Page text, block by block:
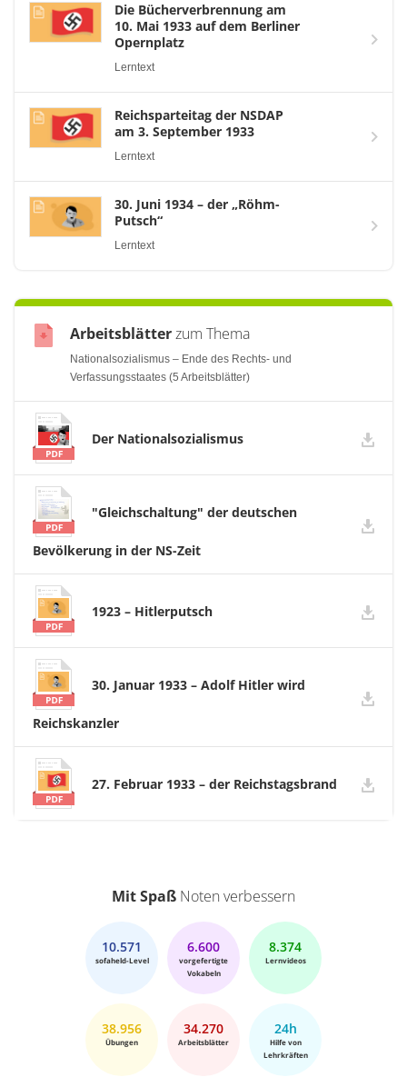
Die Bücherverbrennung am
10. Mai 1933 auf dem Berliner
Opernplatz
Lerntext
Reichsparteitag der NSDAP
am 3. September 1933
Lerntext
30. Juni 1934 – der „Röhm-
Putsch“
Lerntext
Arbeitsblätterzum Thema
Nationalsozialismus – Ende des Rechts- und
Verfassungsstaates (5 Arbeitsblätter)
Der Nationalsozialismus
"Gleichschaltung" der deutschen
Bevölkerung in der NS-Zeit
1923 – Hitlerputsch
30. Januar 1933 – Adolf Hitler wird
Reichskanzler
27. Februar 1933 – der Reichstagsbrand
Mit Spaß Noten verbessern
10.571
sofaheld-Level
6.600
vorgefertigte
Vokabeln
8.374
Lernvideos
38.956
Übungen
34.270
Arbeitsblätter
24h
Hilfe von
Lehrkräften